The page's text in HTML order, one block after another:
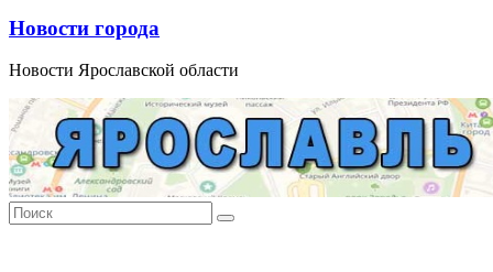
Новости города
Новости Ярославской области